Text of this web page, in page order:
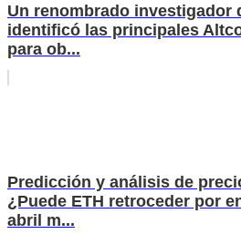
Un renombrado investigador
identificó las principales
para ob...
Predicción y análisis de
¿Puede ETH retroceder por
abril m...